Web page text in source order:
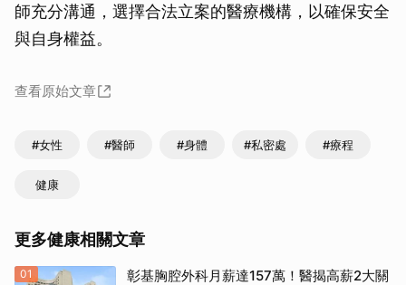
師充分溝通，選擇合法立案的醫療機構，以確保安全
與自身權益。
查看原始文章
#女性 #醫師 #身體 #私密處 #療程
健康
更多健康相關文章
01
彰基胸腔外科月薪達157萬！醫揭高薪2大關